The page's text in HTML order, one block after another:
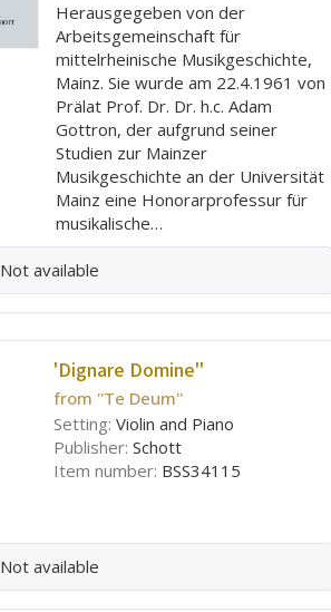
Herausgegeben von der
Arbeitsgemeinschaft für
mittelrheinische Musikgeschichte,
Mainz. Sie wurde am 22.4.1961 von
Prälat Prof. Dr. Dr. h.c. Adam
Gottron, der aufgrund seiner
Studien zur Mainzer
Musikgeschichte an der Universität
Mainz eine Honorarprofessur für
musikalische…
Not available
'Dignare Domine''
from ''Te Deum''
Setting: Violin and Piano
Publisher: Schott
Item number: BSS34115
Not available